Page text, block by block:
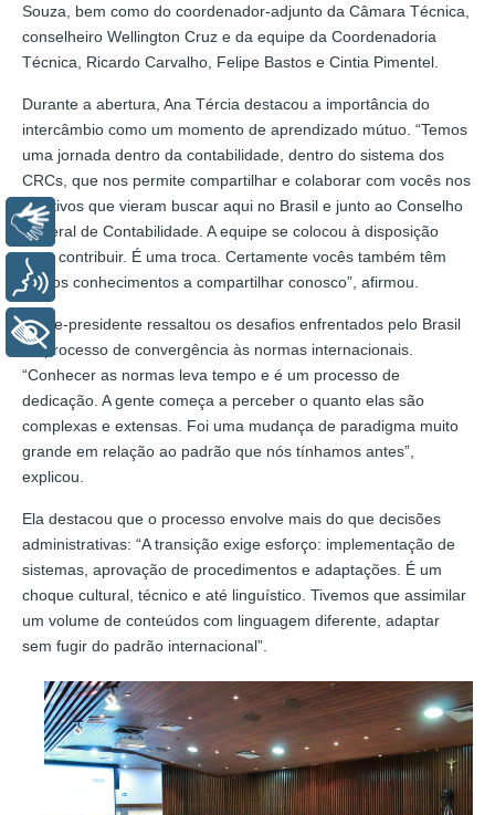
Souza, bem como do coordenador-adjunto da Câmara Técnica,
conselheiro Wellington Cruz e da equipe da Coordenadoria
Técnica, Ricardo Carvalho, Felipe Bastos e Cintia Pimentel.
Durante a abertura, Ana Tércia destacou a importância do
intercâmbio como um momento de aprendizado mútuo. “Temos
uma jornada dentro da contabilidade, dentro do sistema dos
CRCs, que nos permite compartilhar e colaborar com vocês nos
objetivos que vieram buscar aqui no Brasil e junto ao Conselho
Federal de Contabilidade. A equipe se colocou à disposição
para contribuir. É uma troca. Certamente vocês também têm
muitos conhecimentos a compartilhar conosco”, afirmou.
A vice-presidente ressaltou os desafios enfrentados pelo Brasil
no processo de convergência às normas internacionais.
“Conhecer as normas leva tempo e é um processo de
dedicação. A gente começa a perceber o quanto elas são
complexas e extensas. Foi uma mudança de paradigma muito
grande em relação ao padrão que nós tínhamos antes”,
explicou.
Ela destacou que o processo envolve mais do que decisões
administrativas: “A transição exige esforço: implementação de
sistemas, aprovação de procedimentos e adaptações. É um
choque cultural, técnico e até linguístico. Tivemos que assimilar
um volume de conteúdos com linguagem diferente, adaptar
sem fugir do padrão internacional”.
Libras
Voz
+ Acessibilidade